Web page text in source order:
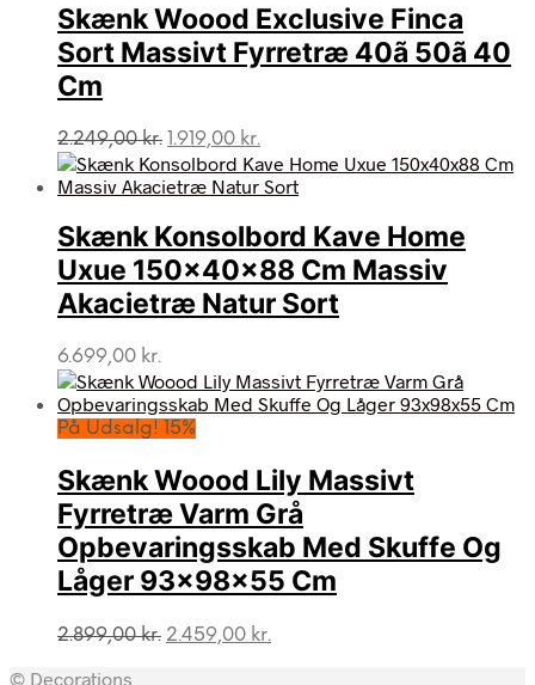
Skænk Woood Exclusive Finca
Sort Massivt Fyrretræ 40ã 50ã 40
Cm
2.249,00kr. Den
oprindelige
pris
2.249,00 kr..
1.919,00 kr.
aktuelle
pris
1.919,00 kr..
Skænk Konsolbord Kave Home
Uxue 150x40x88 Cm Massiv
Akacietræ Natur Sort
6.699,00 kr.
På Udsalg! 15%
Skænk Woood Lily Massivt
Fyrretræ Varm Grå
Opbevaringsskab Med Skuffe Og
Låger 93x98x55 Cm
2.899,00kr. Den
2.459,00 kr.
© Decorations